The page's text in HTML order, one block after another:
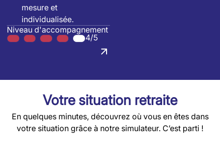
mesure et
individualisée.
Niveau d'accompagnement
4/5
Votre situation retraite
En quelques minutes, découvrez où vous en êtes dans
votre situation grâce à notre simulateur. C’est parti !